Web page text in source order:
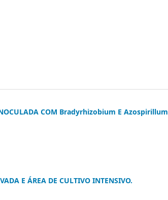
COM Bradyrhizobium E Azospirillum
E ÁREA DE CULTIVO INTENSIVO.